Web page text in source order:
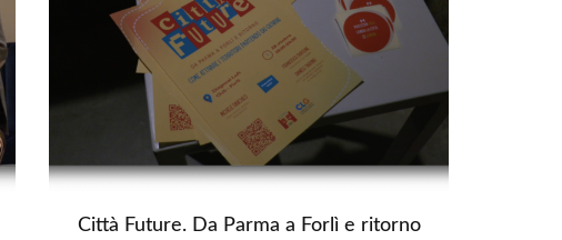
Città Future. Da Parma a Forlì e ritorno